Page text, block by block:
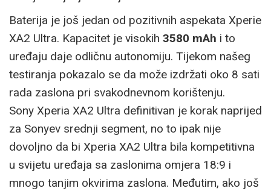
Baterija je još jedan od pozitivnih aspekata Xperie
XA2 Ultra. Kapacitet je visokih 3580 mAh i to
uređaju daje odličnu autonomiju. Tijekom našeg
testiranja pokazalo se da može izdržati oko 8 sati
rada zaslona pri svakodnevnom korištenju.
Sony Xperia XA2 Ultra definitivan je korak naprijed
za Sonyev srednji segment, no to ipak nije
dovoljno da bi Xperia XA2 Ultra bila kompetitivna
u svijetu uređaja sa zaslonima omjera 18:9 i
mnogo tanjim okvirima zaslona. Međutim, ako još